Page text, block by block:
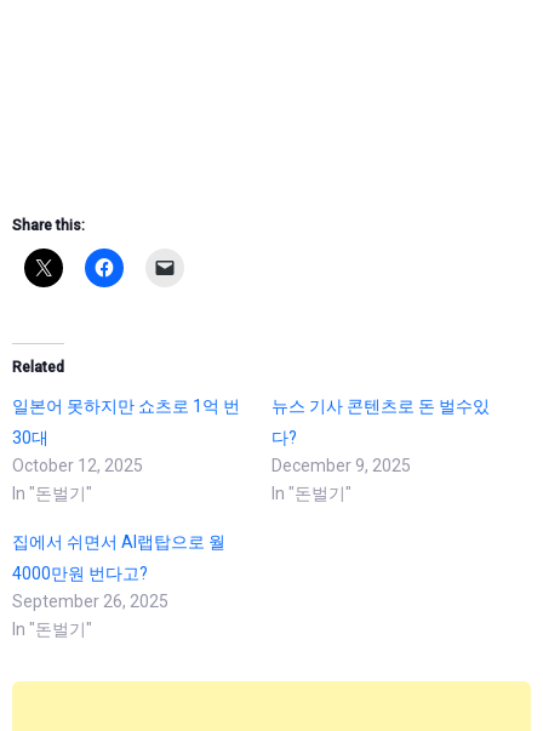
Share this:
Related
일본어 못하지만 쇼츠로 1억 번
30대
October 12, 2025
In "돈벌기"
뉴스 기사 콘텐츠로 돈 벌수있
다?
December 9, 2025
In "돈벌기"
집에서 쉬면서 AI랩탑으로 월
4000만원 번다고?
September 26, 2025
In "돈벌기"